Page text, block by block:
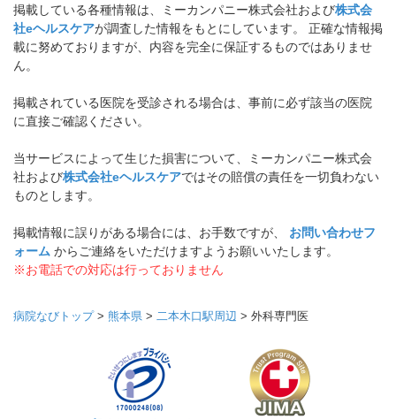
掲載している各種情報は、ミーカンパニー株式会社および株式会
社eヘルスケアが調査した情報をもとにしています。 正確な情報掲
載に努めておりますが、内容を完全に保証するものではありませ
ん。
掲載されている医院を受診される場合は、事前に必ず該当の医院
に直接ご確認ください。
当サービスによって生じた損害について、ミーカンパニー株式会
社および株式会社eヘルスケアではその賠償の責任を一切負わない
ものとします。
掲載情報に誤りがある場合には、お手数ですが、 お問い合わせフ
ォーム からご連絡をいただけますようお願いいたします。
※お電話での対応は行っておりません
病院なびトップ> 熊本県 > 二本木口駅周辺 > 外科専門医